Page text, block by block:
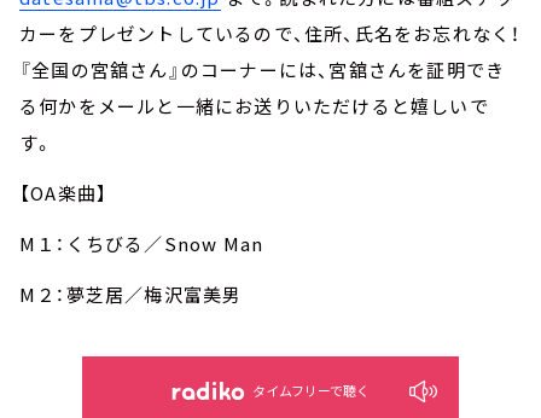
カーをプレゼントしているので、住所、氏名をお忘れなく！
『全国の宮舘さん』のコーナーには、宮舘さんを証明でき
る何かをメールと一緒にお送りいただけると嬉しいで
す。
【OA楽曲】
M１：くちびる／Snow Man
M２：夢芝居／梅沢富美男
タイムフリーで聴く